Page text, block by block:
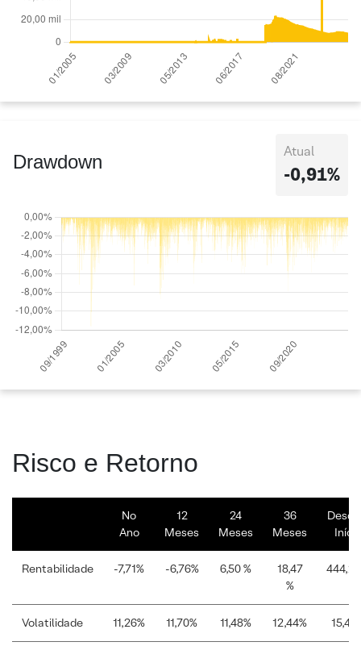
Drawdown Atual
-0,91%
Risco e Retorno
No
Ano
12
Meses
24
Meses
36
Meses
Início
Rentabilidade -7,71% -6,76% 6,50 %
18,47
%
Volatilidade 11,26% 11,70% 11,48% 12,44%